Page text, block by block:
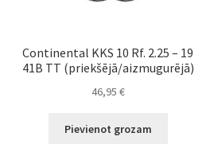
Continental KKS 10 Rf. 2.25 – 19
41B TT (priekšējā/aizmugurējā)
46,95 €
Pievienot grozam